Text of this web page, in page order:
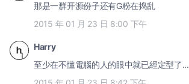
那是一群开源份子还有G粉在捣乱
2015 年 01 月 23 日 8:00 下午
Harry
至少在不懂電腦的人的眼中就已經定型了...